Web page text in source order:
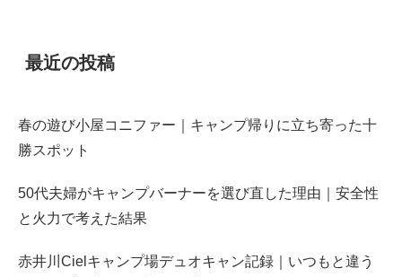
最近の投稿
春の遊び小屋コニファー｜キャンプ帰りに立ち寄った十
勝スポット
50代夫婦がキャンプバーナーを選び直した理由｜安全性
と火力で考えた結果
赤井川Cielキャンプ場デュオキャン記録｜いつもと違う